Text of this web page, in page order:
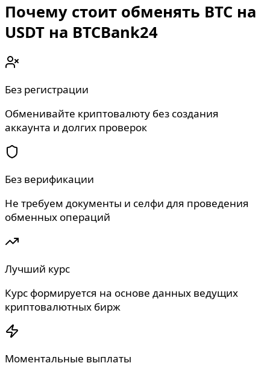
Почему стоит обменять BTC на
USDT на BTCBank24
Без регистрации
Обменивайте криптовалюту без создания
аккаунта и долгих проверок
Без верификации
Не требуем документы и селфи для проведения
обменных операций
Лучший курс
Курс формируется на основе данных ведущих
криптовалютных бирж
Моментальные выплаты